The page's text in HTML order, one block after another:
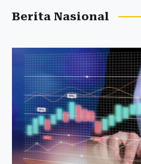
Berita Nasional